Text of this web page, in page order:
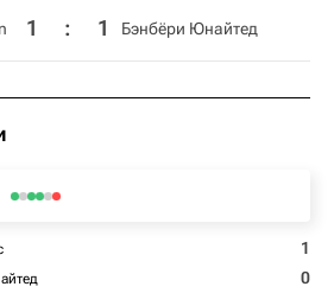
1 : 1 Бэнбёри Юнайтед
1
0